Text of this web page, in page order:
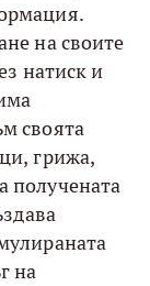
на своите
натиск и
своята
грижа,
получената
на